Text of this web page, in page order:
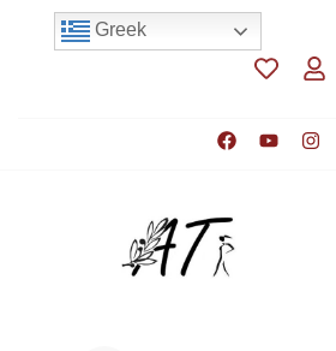
Greek